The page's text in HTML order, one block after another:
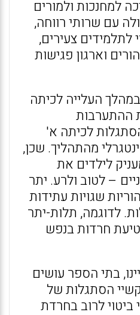
למחנכות ולמורים
עם שרותי רווחה,
צעירים,
וארגון פגישות
העלייה לכיתה
ההתערבות
לכיתה א'
מהתהליך. שכן,
לילדים את
– לטוב ולרע. יתר
שגויות עתידות
לדוגמה, תלות-יתר
חרדות בנפש
בתי הספר עושים
הסתגלות של
ביטוי לרוב בחרדת